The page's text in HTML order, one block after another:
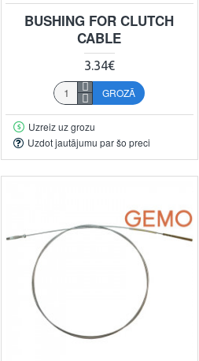
BUSHING FOR CLUTCH
CABLE
3.34€
GROZĀ
Uzreiz uz grozu
Uzdot jautājumu par šo preci